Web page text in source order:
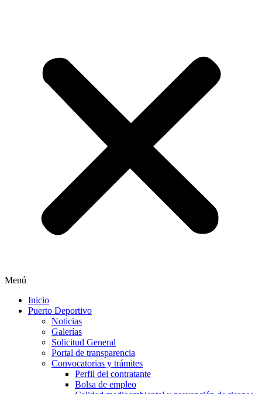
Menú
Inicio
Puerto Deportivo
Noticias
Galerías
Solicitud General
Portal de transparencia
Convocatorias y trámites
Perfil del contratante
Bolsa de empleo